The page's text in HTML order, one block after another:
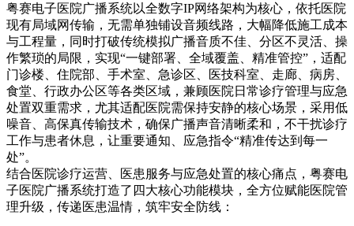
粤赛电子医院广播系统以全数字IP网络架构为核心，依托医院
现有局域网传输，无需单独铺设音频线路，大幅降低施工成本
与工程量，同时打破传统模拟广播音质不佳、分区不灵活、操
作繁琐的局限，实现“一键部署、全域覆盖、精准管控”，适配
门诊楼、住院部、手术室、急诊区、医技科室、走廊、病房、
食堂、行政办公区等各类区域，兼顾医院日常诊疗管理与应急
处置双重需求，尤其适配医院需保持安静的核心场景，采用低
噪音、高保真传输技术，确保广播声音清晰柔和，不干扰诊疗
工作与患者休息，让重要通知、应急指令“精准传达到每一
处”。
结合医院诊疗运营、医患服务与应急处置的核心痛点，粤赛电
子医院广播系统打造了四大核心功能模块，全方位赋能医院管
理升级，传递医患温情，筑牢安全防线：